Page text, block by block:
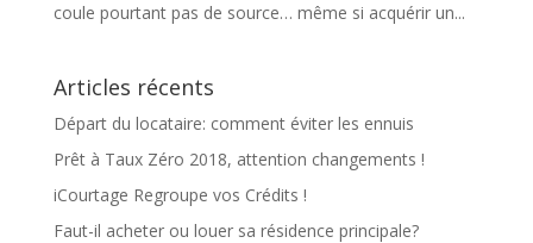
coule pourtant pas de source… même si acquérir un...
Articles récents
Départ du locataire: comment éviter les ennuis
Prêt à Taux Zéro 2018, attention changements !
iCourtage Regroupe vos Crédits !
Faut-il acheter ou louer sa résidence principale?